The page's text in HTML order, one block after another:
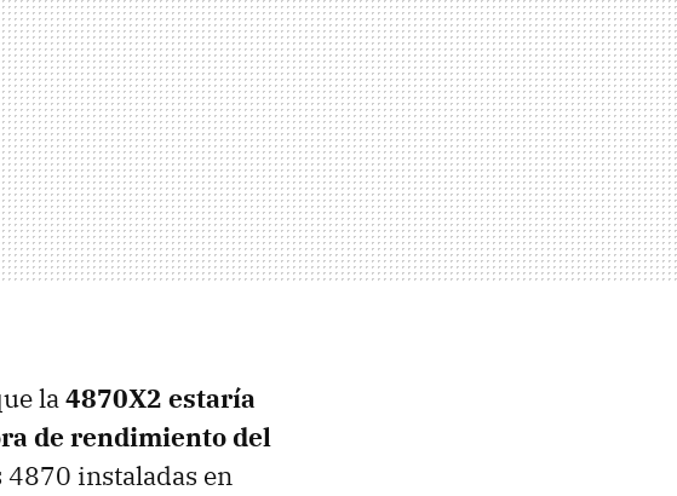
la4870X2 estaría
de rendimiento del
4870 instaladas en